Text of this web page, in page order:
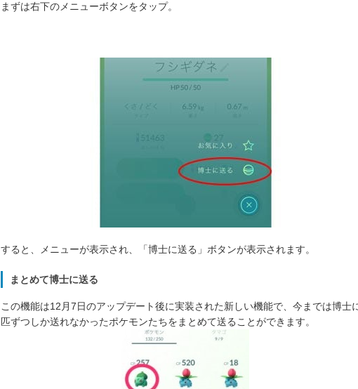
まずは右下のメニューボタンをタップ。
すると、メニューが表示され、「博士に送る」ボタンが表示されます。
まとめて博士に送る
この機能は12月7日のアップデート後に実装された新しい機能で、今までは博士
匹ずつしか送れなかったポケモンたちをまとめて送ることができます。